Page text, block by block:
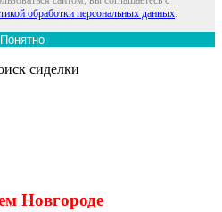
обработки персональных данных.
Понятно
сиделки
Новгороде